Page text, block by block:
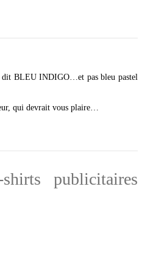
BLEU INDIGO…et pas bleu pastel
qui devrait vous plaire…
shirts publicitaires